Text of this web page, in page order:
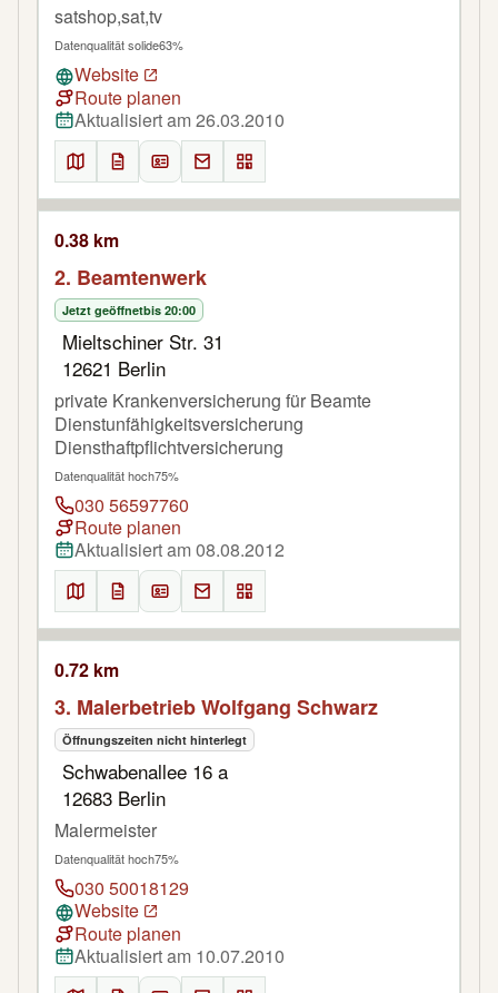
satshop,sat,tv
Datenqualität solide63%
Website
Route planen
Aktualisiert am 26.03.2010
0.38 km
2. Beamtenwerk
Jetzt geöffnetbis 20:00
Mieltschiner Str. 31
12621 Berlin
private Krankenversicherung für Beamte
Dienstunfähigkeitsversicherung
Diensthaftpflichtversicherung
Datenqualität hoch75%
030 56597760
Route planen
Aktualisiert am 08.08.2012
0.72 km
3. Malerbetrieb Wolfgang Schwarz
Öffnungszeiten nicht hinterlegt
Schwabenallee 16 a
12683 Berlin
Malermeister
Datenqualität hoch75%
030 50018129
Website
Route planen
Aktualisiert am 10.07.2010